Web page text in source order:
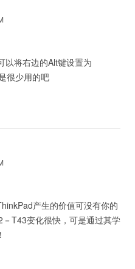
以将右边的Alt键设置为
很少用的吧
产生的价值可没有你的
T43变化很快，可是通过其学